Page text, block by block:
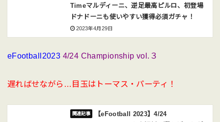
Timeマルディーニ、逆足最高ピルロ、初登場
ドナドーニも使いやすい獲得必須ガチャ！
2023年4月29日
eFootball2023 4/24 Championship vol.３
遅ればせながら…目玉はトーマス・パーティ！
【eFootball 2023】4/24